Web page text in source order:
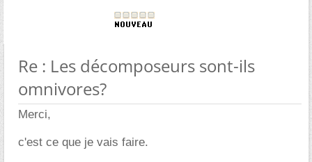
Re : Les décomposeurs sont-ils
omnivores?
Merci,
c'est ce que je vais faire.